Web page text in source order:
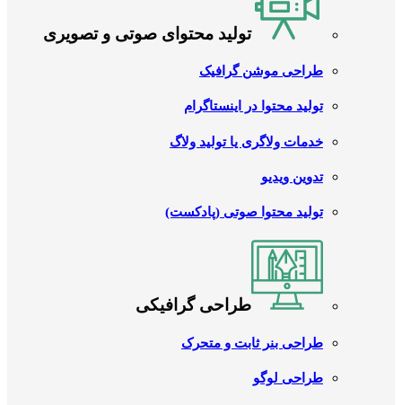
تولید محتوای صوتی و تصویری
طراحی موشن گرافیک
تولید محتوا در اینستاگرام
خدمات ولاگری یا تولید ولاگ
تدوین ویدیو
تولید محتوا صوتی (پادکست)
طراحی گرافیکی
طراحی بنر ثابت و متحرک
طراحی لوگو